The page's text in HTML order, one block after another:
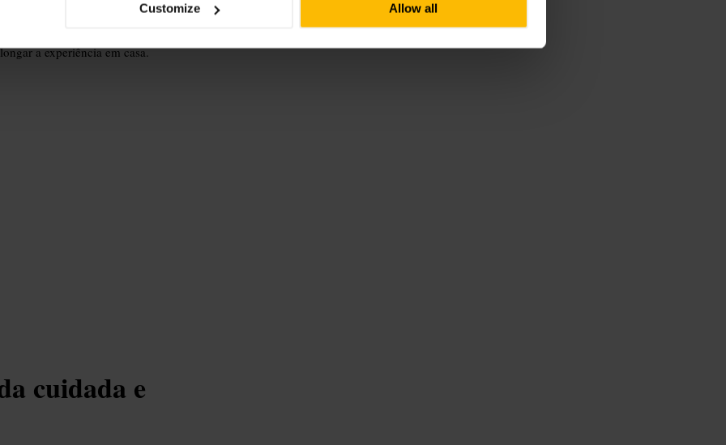
Customize Allow all
origem ou método. Se precisares
com espaço limitado nas
a experiência em casa.
cuidada e